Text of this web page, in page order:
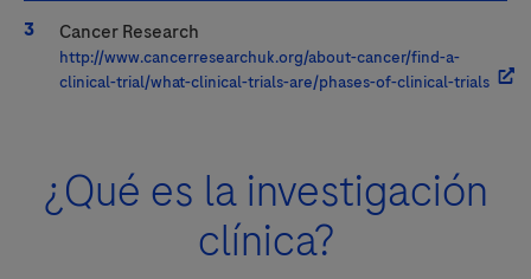
Cancer Research
http://www.cancerresearchuk.org/about-cancer/find-a-
clinical-trial/what-clinical-trials-are/phases-of-clinical-trials
¿Qué es la investigación
clínica?